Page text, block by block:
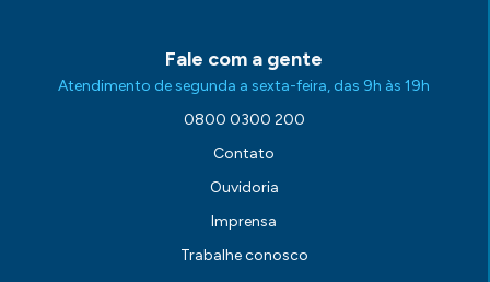
Fale com a gente
Atendimento de segunda a sexta-feira, das 9h às 19h
0800 0300 200
Contato
Ouvidoria
Imprensa
Trabalhe conosco